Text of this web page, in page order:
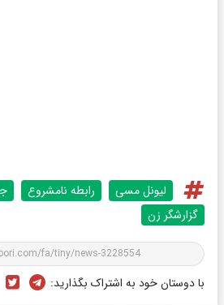
لیونل مسی رابطه نامشروع
گزارشگر زن
با دوستان خود به اشتراک بگذارید: